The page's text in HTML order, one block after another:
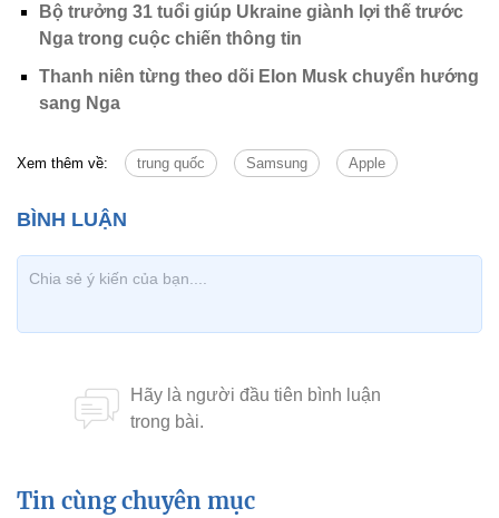
Bộ trưởng 31 tuổi giúp Ukraine giành lợi thế trước
Nga trong cuộc chiến thông tin
Thanh niên từng theo dõi Elon Musk chuyển hướng
sang Nga
Xem thêm về: trung quốc Samsung Apple
Tin cùng chuyên mục